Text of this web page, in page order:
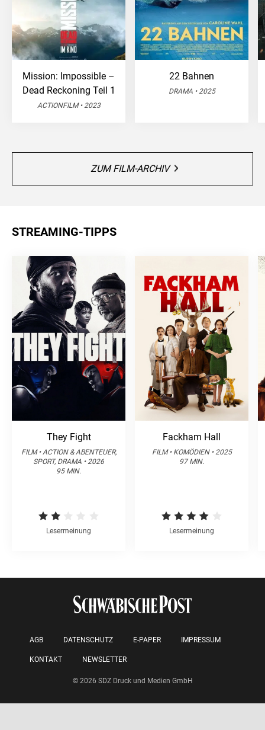
Mission: Impossible –
Dead Reckoning Teil 1
ACTIONFILM • 2023
22 Bahnen
DRAMA • 2025
ZUM FILM-ARCHIV
STREAMING-TIPPS
They Fight
FILM • ACTION & ABENTEUER,
SPORT, DRAMA • 2026
95 MIN.
Lesermeinung
Fackham Hall
FILM • KOMÖDIEN • 2025
97 MIN.
Lesermeinung
AGB DATENSCHUTZ E-PAPER IMPRESSUM
KONTAKT NEWSLETTER
© 2026 SDZ Druck und Medien GmbH